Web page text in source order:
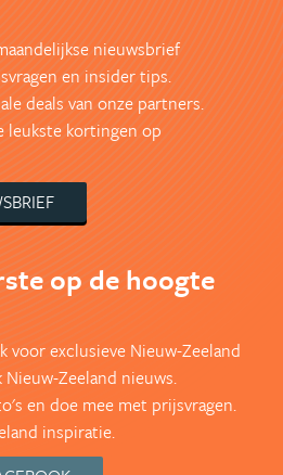
nieuwsbrief
en insider tips.
deals van onze partners.
leukste kortingen op
op de hoogte
voor exclusieve Nieuw-Zeeland
Zeeland nieuws.
en doe mee met prijsvragen.
inspiratie.